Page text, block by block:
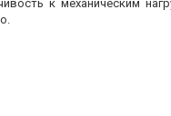
к механическим